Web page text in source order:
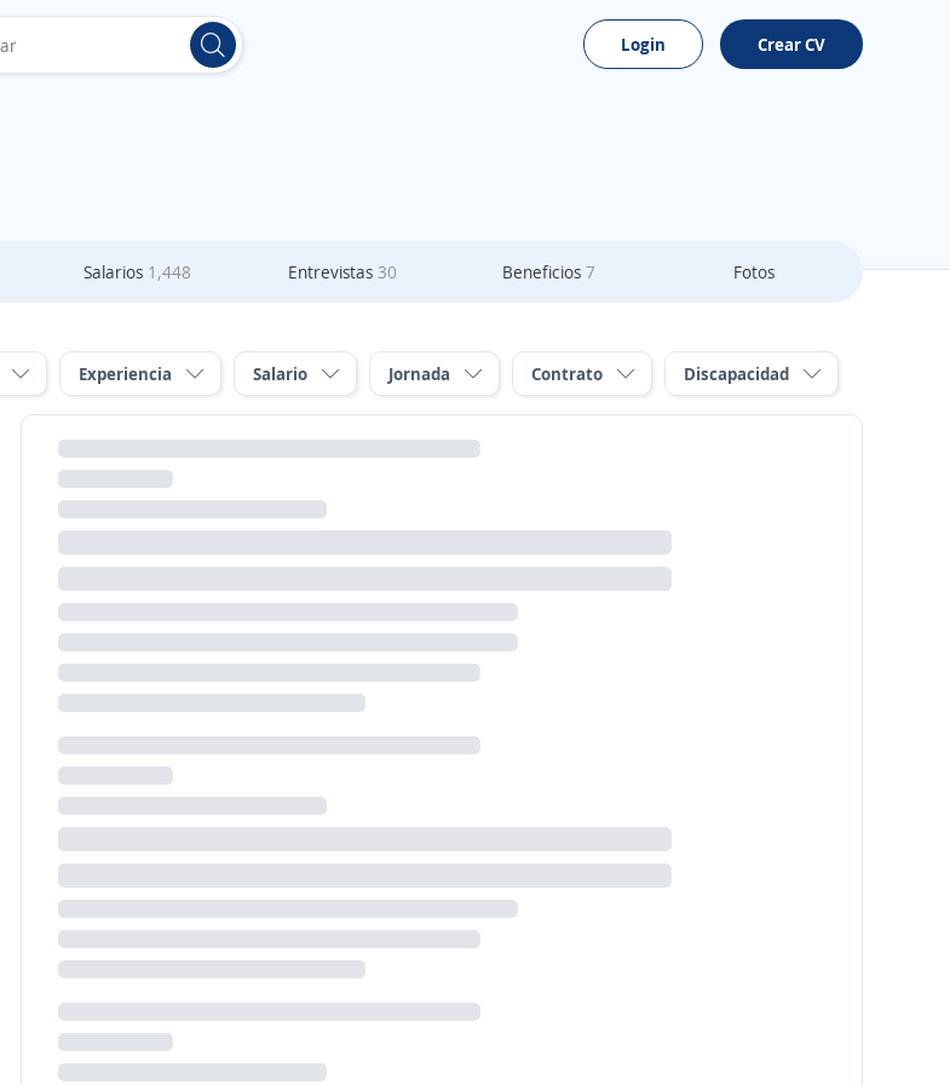
Login Crear CV
Salarios 1,448 Entrevistas 30 Beneficios 7 Fotos
Experiencia Salario Jornada Contrato Discapacidad